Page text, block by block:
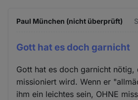
Paul München (nicht überprüft)
Gott hat es doch garnicht
Gott hat es doch garnicht nötig,
missioniert wird. Wenn er
ihm ein leichtes sein, OHNE